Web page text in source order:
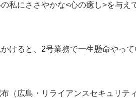
私にささやかな<心の癒し>を与え
けると、2号業務で一生懸命やっ
（広島・リライアンスセキュリティ